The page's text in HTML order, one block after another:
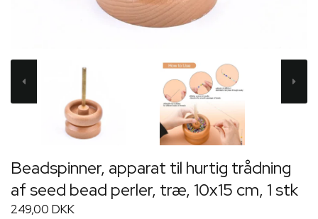
Beadspinner, apparat til hurtig trådning
af seed bead perler, træ, 10x15 cm, 1 stk
249,00 DKK